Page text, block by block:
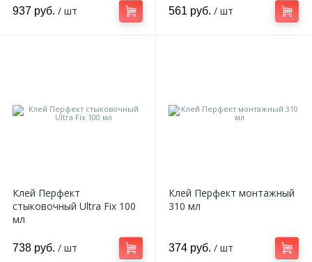
937 руб. / шт 561 руб. / шт
Клей Перфект
стыковочный Ultra Fix 100
мл
738 руб. / шт
Клей Перфект монтажный
310 мл
374 руб. / шт